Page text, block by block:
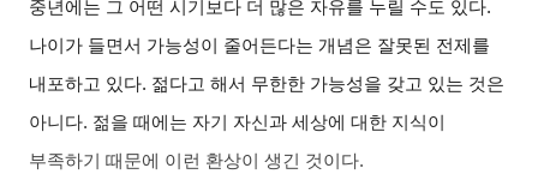
중년에는 그 어떤 시기보다 더 많은 자유를 누릴 수도 있다.
나이가 들면서 가능성이 줄어든다는 개념은 잘못된 전제를
내포하고 있다. 젊다고 해서 무한한 가능성을 갖고 있는 것은
아니다. 젊을 때에는 자기 자신과 세상에 대한 지식이
부족하기 때문에 이런 환상이 생긴 것이다.